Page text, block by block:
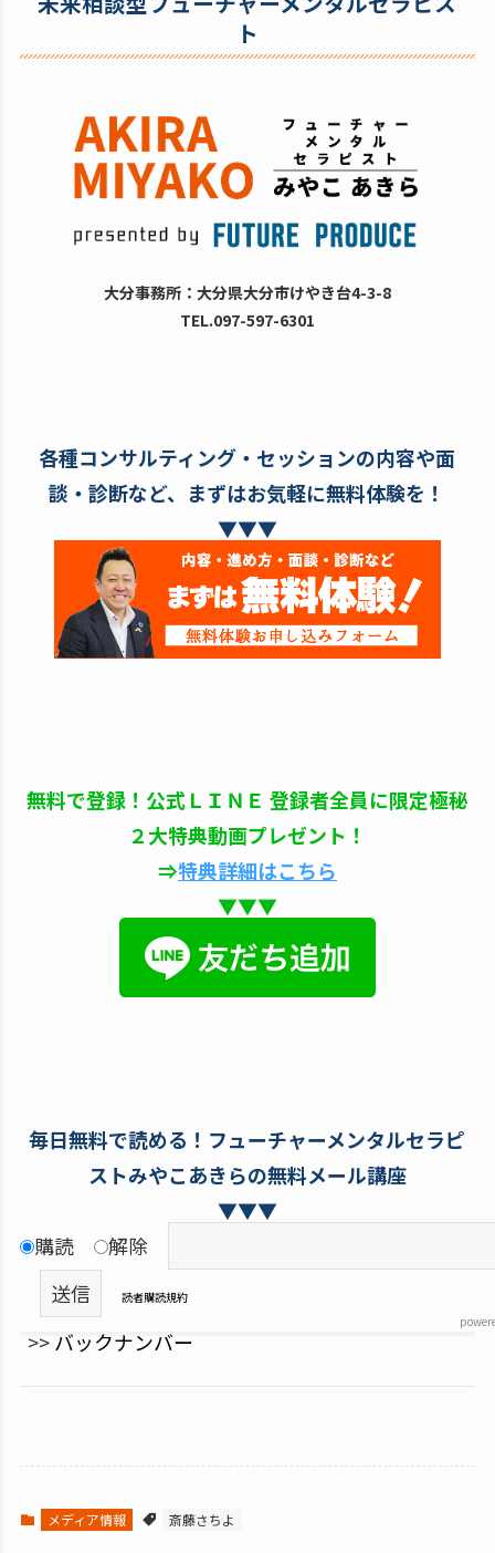
ト
大分事務所：大分県大分市けやき台4-3-8
TEL.097-597-6301
各種コンサルティング・セッションの内容や面
談・診断など、まずはお気軽に無料体験を！
▼▼▼
無料で登録！公式ＬＩＮＥ 登録者全員に限定極秘
２大特典動画プレゼント！
⇒特典詳細はこちら
▼▼▼
毎日無料で読める！フューチャーメンタルセラピ
ストみやこあきらの無料メール講座
▼▼▼
購読
解除
読者購読規約
>>バックナンバー
メディア情報 斎藤さちよ